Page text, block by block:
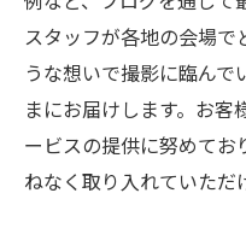
スタッフが各地の会場で
うな想いで撮影に臨んで
まにお届けします。お客
ービスの提供に努めてお
ねなく取り入れていただ